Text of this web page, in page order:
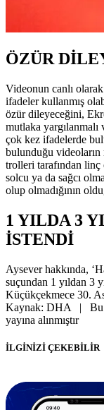
ÖZÜR
Videonun canlı olarak
ifadeler kullanmış
özür dileyeceğini,
mutlaka yargılanmalı
çok kez ifadelerde
bulunduğu
trolleri tarafından
solcu ya da sağcı
olup olmadığının
1 YILDA 3
İSTENDİ
Aysever hakkında,
suçundan 1 yıldan 3
Küçükçekmece 30.
Kaynak: DHA | Bu
yayına alınmıştır
İLGİNİZİ ÇEKEBİLİR